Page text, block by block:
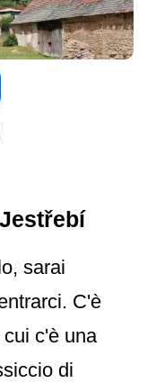
sarai
C'è
c'è una
di